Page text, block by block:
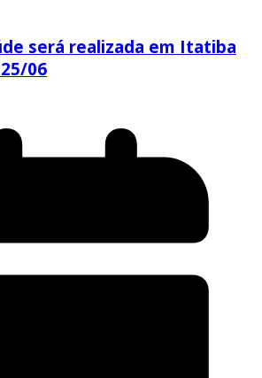
será realizada em Itatiba
06